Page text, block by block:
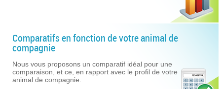
Comparatifs en fonction de votre animal de
compagnie
Nous vous proposons un comparatif idéal pour une
comparaison, et ce, en rapport avec le profil de votre
animal de compagnie.